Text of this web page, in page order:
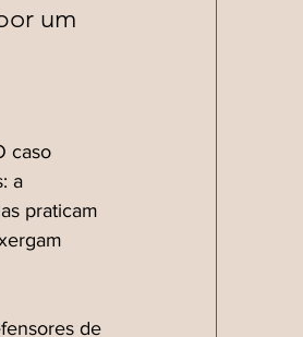
um
caso
a
praticam
de